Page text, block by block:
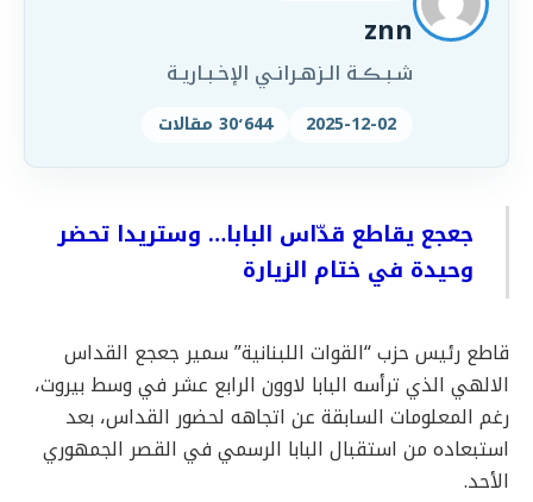
znn
شـبـڪـة الـزهـرانـي الإخـبـاريـة
2025-12-02 30٬644 مقالات
جعجع يقاطع قدّاس البابا… وستريدا تحضر
وحيدة في ختام الزيارة
قاطع رئيس حزب “القوات اللبنانية” سمير جعجع القداس
الالهي الذي ترأسه البابا لاوون الرابع عشر في وسط بيروت،
رغم المعلومات السابقة عن اتجاهه لحضور القداس، بعد
استبعاده من استقبال البابا الرسمي في القصر الجمهوري
الأحد.